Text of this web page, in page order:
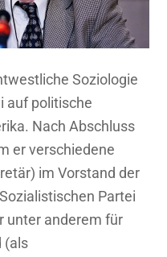
Soziologie
auf politische
Nach Abschluss
er verschiedene
im Vorstand der
Partei
unter anderem für
(als